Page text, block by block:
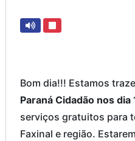
Bom dia!!! Estamos
Paraná Cidadão nos dia
serviços gratuitos para
Faxinal e região.